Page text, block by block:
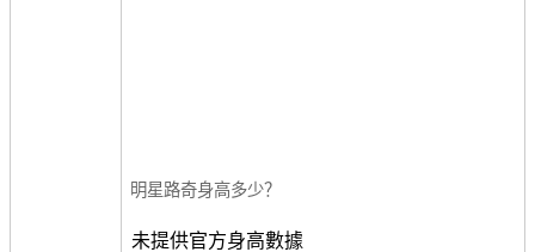
明星路奇身高多少？
未提供官方身高數據